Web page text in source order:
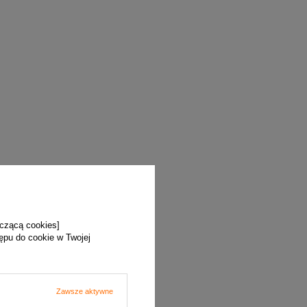
[mm].
cookies]
do cookie w Twojej
Zawsze aktywne